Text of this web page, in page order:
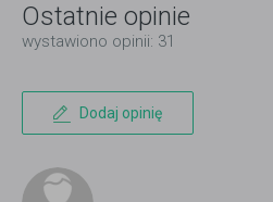
Ostatnie opinie
wystawiono opinii: 31
Dodaj opinię